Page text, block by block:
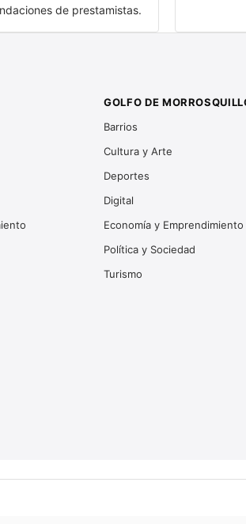
de prestamistas.
GOLFO DE
Barrios
Cultura y Arte
Deportes
Digital
Economía y Emprendimiento
Política y Sociedad
Turismo